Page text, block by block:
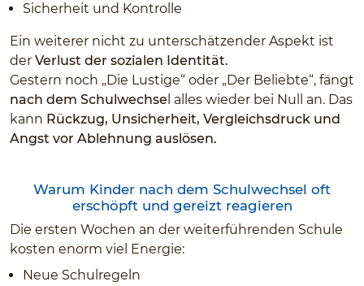
Sicherheit und Kontrolle
Ein weiterer nicht zu unterschätzender Aspekt ist
der Verlust der sozialen Identität.
Gestern noch „Die Lustige“ oder „Der Beliebte“, fängt
nach dem Schulwechse l alles wieder bei Null an. Das
kann Rückzug, Unsicherheit, Vergleichsdruck und
Angst vor Ablehnung auslösen.
Warum Kinder nach dem Schulwechsel oft
erschöpft und gereizt reagieren
Die ersten Wochen an der weiterführenden Schule
kosten enorm viel Energie:
Neue Schulregeln